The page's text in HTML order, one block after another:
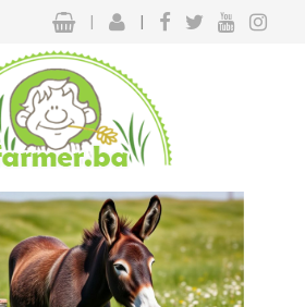
| |